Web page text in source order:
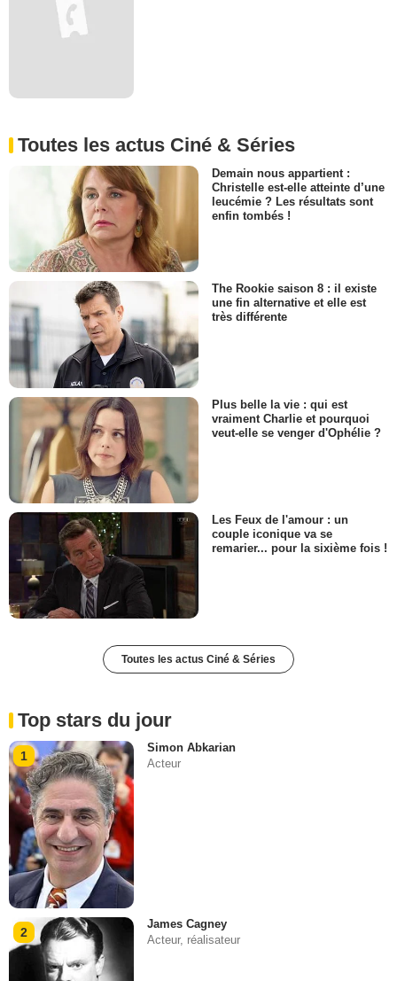
Toutes les actus Ciné & Séries
Demain nous appartient :
Christelle est-elle atteinte d’une
leucémie ? Les résultats sont
enfin tombés !
The Rookie saison 8 : il existe
une fin alternative et elle est
très différente
Plus belle la vie : qui est
vraiment Charlie et pourquoi
veut-elle se venger d'Ophélie ?
Les Feux de l'amour : un
couple iconique va se
remarier... pour la sixième fois !
Toutes les actus Ciné & Séries
Top stars du jour
1
Simon Abkarian
Acteur
2
James Cagney
Acteur, réalisateur